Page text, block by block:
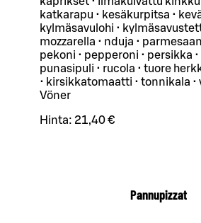
katkarapu • kesäkurpitsa •
kylmäsavulohi •
mozzarella • nduja •
pekoni • pepperoni • persikka
punasipuli • rucola • tuore
• kirsikkatomaatti • tonnikala •
Vöner
Hinta: 21,40 €
Pannupizzat